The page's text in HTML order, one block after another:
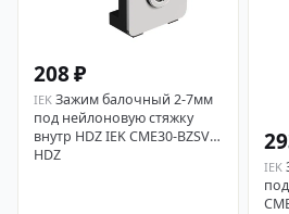
208 ₽
IEK Зажим балочный 2-7мм
под нейлоновую стяжку
внутр HDZ IEK CME30-BZSV-
HDZ
IEK